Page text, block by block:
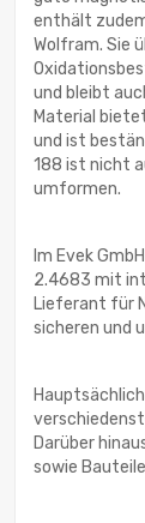
enthält
Wolfram. Sie
und bleibt
Material
und ist
188 ist nicht
umformen.
Im Evek
2.4683 mit
Lieferant für
sicheren und
Darüber
sowie